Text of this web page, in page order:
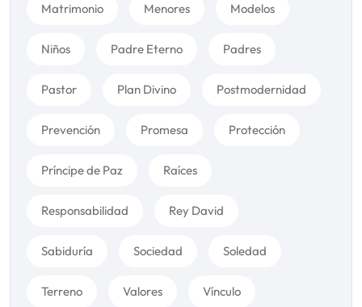
Matrimonio Menores Modelos
Niños Padre Eterno Padres
Pastor Plan Divino Postmodernidad
Prevención Promesa Protección
Príncipe de Paz Raíces
Responsabilidad Rey David
Sabiduría Sociedad Soledad
Terreno Valores Vínculo